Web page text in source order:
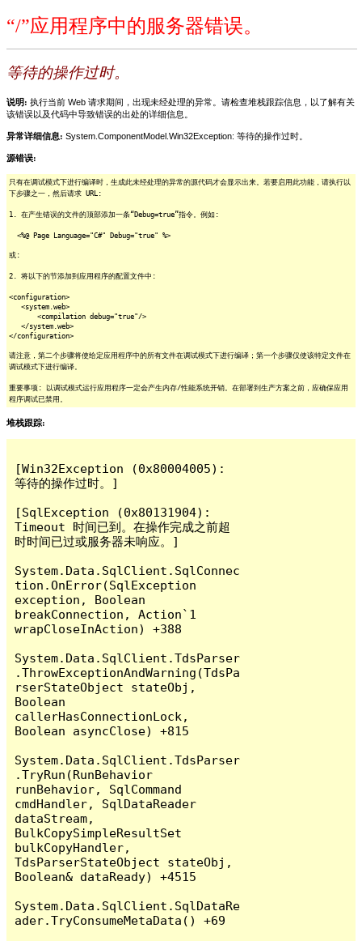
“/”应用程序中的服务器错误。
等待的操作过时。
说明: 执行当前 Web 请求期间，出现未经处理的异常。请检查堆栈跟踪信息，以了解有关
该错误以及代码中导致错误的出处的详细信息。
异常详细信息: System.ComponentModel.Win32Exception: 等待的操作过时。
源错误:
只有在调试模式下进行编译时，生成此未经处理的异常的源代码才会显示出来。若要启用此功能，请执行以
下步骤之一，然后请求 URL:
1. 在产生错误的文件的顶部添加一条“Debug=true”指令。例如:
<%@ Page Language="C#" Debug="true" %>
或:
2. 将以下的节添加到应用程序的配置文件中:
<configuration>
<system.web>
<compilation debug="true"/>
</system.web>
</configuration>
请注意，第二个步骤将使给定应用程序中的所有文件在调试模式下进行编译；第一个步骤仅使该特定文件在
调试模式下进行编译。
重要事项: 以调试模式运行应用程序一定会产生内存/性能系统开销。在部署到生产方案之前，应确保应用
程序调试已禁用。
堆栈跟踪:
[Win32Exception (0x80004005):
等待的操作过时。]
[SqlException (0x80131904):
Timeout 时间已到。在操作完成之前超
时时间已过或服务器未响应。]
System.Data.SqlClient.SqlConnec
tion.OnError(SqlException
exception, Boolean
breakConnection, Action`1
wrapCloseInAction) +388
System.Data.SqlClient.TdsParser
.ThrowExceptionAndWarning(TdsPa
rserStateObject stateObj,
Boolean
callerHasConnectionLock,
Boolean asyncClose) +815
System.Data.SqlClient.TdsParser
.TryRun(RunBehavior
runBehavior, SqlCommand
cmdHandler, SqlDataReader
dataStream,
BulkCopySimpleResultSet
bulkCopyHandler,
TdsParserStateObject stateObj,
Boolean& dataReady) +4515
System.Data.SqlClient.SqlDataRe
ader.TryConsumeMetaData() +69